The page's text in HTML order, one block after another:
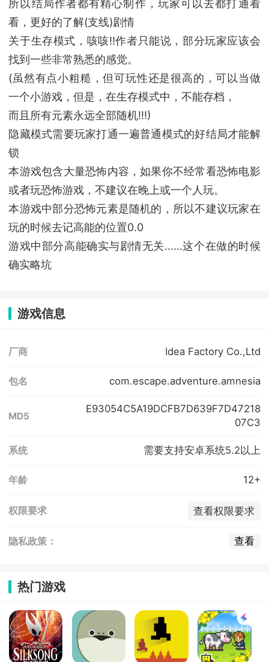
所以结局作者都有精心制作，玩家可以去都打通看
看，更好的了解(支线)剧情
关于生存模式，咳咳!!作者只能说，部分玩家应该会
找到一些非常熟悉的感觉。
(虽然有点小粗糙，但可玩性还是很高的，可以当做
一个小游戏，但是，在生存模式中，不能存档，
而且所有元素永远全部随机!!!)
隐藏模式需要玩家打通一遍普通模式的好结局才能解
锁
本游戏包含大量恐怖内容，如果你不经常看恐怖电影
或者玩恐怖游戏，不建议在晚上或一个人玩。
本游戏中部分恐怖元素是随机的，所以不建议玩家在
玩的时候去记高能的位置0.0
游戏中部分高能确实与剧情无关……这个在做的时候
确实略坑
游戏信息
厂商 Idea Factory Co.,Ltd
包名 com.escape.adventure.amnesia
MD5
E93054C5A19DCFB7D639F7D47218
07C3
系统 需要支持安卓系统5.2以上
年龄 12+
权限要求 查看权限要求
隐私政策： 查看
热门游戏